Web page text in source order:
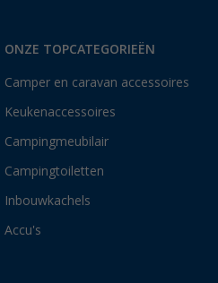
ONZE TOPCATEGORIEËN
Camper en caravan accessoires
Keukenaccessoires
Campingmeubilair
Campingtoiletten
Inbouwkachels
Accu's